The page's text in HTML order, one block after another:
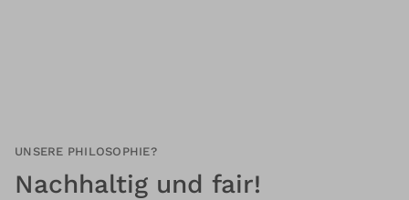
UNSERE PHILOSOPHIE?
Nachhaltig und fair!